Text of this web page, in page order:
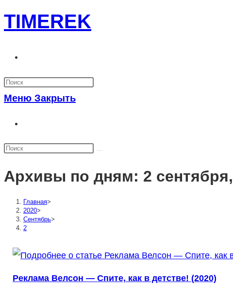
к
TIMEREK
по
Меню Закрыть
по
сайту
Архивы по дням: 2
Главная>
2020>
Сентябрь>
2
Реклама Велсон — Спите, как в детстве! (2020)